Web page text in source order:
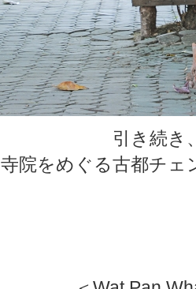
引き続き
寺院をめぐる古都チェ